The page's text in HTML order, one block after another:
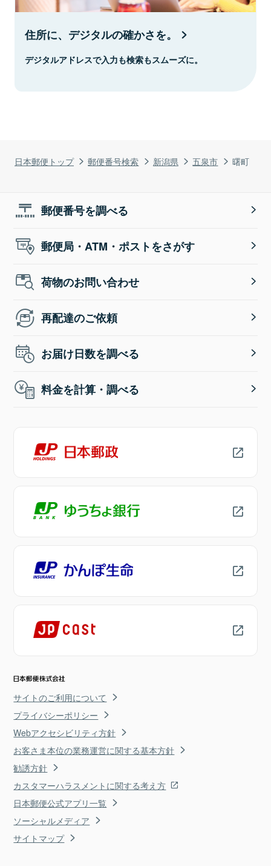
日本郵便トップ 郵便番号検索 新潟県 五泉市 曙町
住所に、デジタルの確かさを。
デジタルアドレスで入力も検索もスムーズに。
郵便番号を調べる
郵便局・ATM・ポストをさがす
荷物のお問い合わせ
再配達のご依頼
お届け日数を調べる
料金を計算・調べる
サイトのご利用について
プライバシーポリシー
Webアクセシビリティ方針
お客さま本位の業務運営に関する基本方針
勧誘方針
カスタマーハラスメントに関する考え方
日本郵便公式アプリ一覧
ソーシャルメディア
サイトマップ